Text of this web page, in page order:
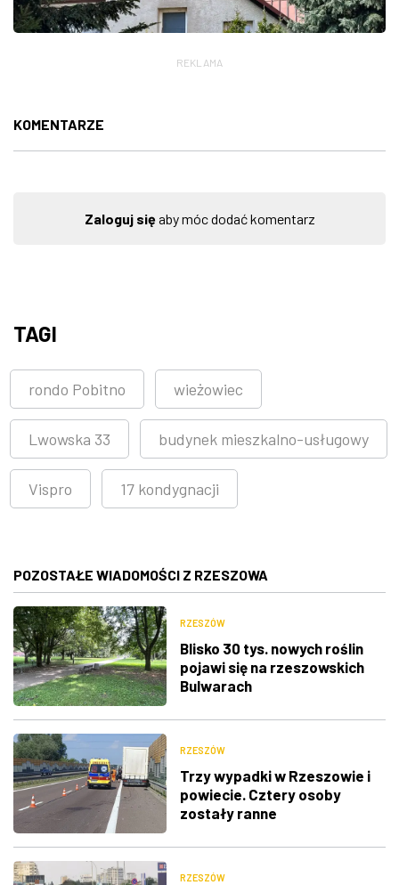
REKLAMA
KOMENTARZE
Zaloguj sięaby móc dodać komentarz
TAGI
rondo Pobitno wieżowiec
Lwowska 33 budynek mieszkalno-usługowy
Vispro 17 kondygnacji
POZOSTAŁE WIADOMOŚCI Z RZESZOWA
RZESZÓW
Blisko 30 tys. nowych roślin
pojawi się na rzeszowskich
Bulwarach
RZESZÓW
Trzy wypadki w Rzeszowie i
powiecie. Cztery osoby
zostały ranne
RZESZÓW